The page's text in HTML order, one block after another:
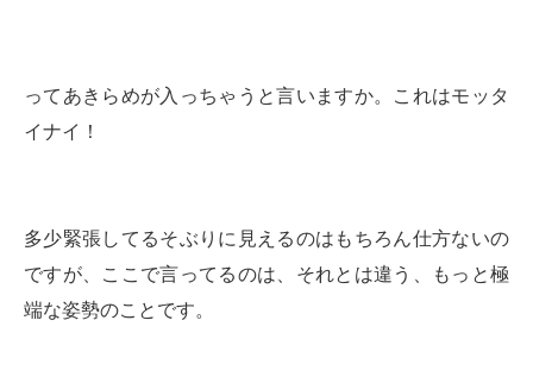
ってあきらめが入っちゃうと言いますか。これはモッタ
イナイ！
多少緊張してるそぶりに見えるのはもちろん仕方ないの
ですが、ここで言ってるのは、それとは違う、もっと極
端な姿勢のことです。